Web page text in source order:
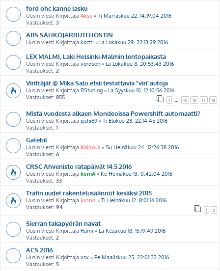
ford ohc kanne lasku
Uusin viesti Kirjoittaja Aksu « Ti Marraskuu 22. 14:19:04 2016
Vastaukset: 3
ABS SÄHKÖJARRUTEHOSTIN
Uusin viesti Kirjoittaja kortti « La Lokakuu 29. 22:13:29 2016
LEX MALMI, Laki Helsinki-Malmin lentopaikasta
Uusin viesti Kirjoittaja vordson « La Lokakuu 8. 20:53:43 2016
Vastaukset: 2
Virittäjät @ Mika Salo etsii testattavia "viri"autoja
Uusin viesti Kirjoittaja RStuning « La Syyskuu 10. 12:10:56 2016
Vastaukset: 855 1 15 16 17 18
Mistä vuodesta alkaen Mondeoissa Powershift-automaatti?
Uusin viesti Kirjoittaja jushi69 « Ti Elokuu 23. 22:14:45 2016
Vastaukset: 1
Gatebil
Uusin viesti Kirjoittaja Kaihola « Su Heinäkuu 24. 12:26:38 2016
Vastaukset: 6
CRSC Ahvenisto ratapäivät 14.5.2016
Uusin viesti Kirjoittaja komA « Ke Heinäkuu 13. 0:42:04 2016
Vastaukset: 33
Trafin uudet rakentelusäännöt kesäksi 2015
Uusin viesti Kirjoittaja jonno « Ti Heinäkuu 12. 8:01:16 2016
Vastaukset: 94 1 2
Sierran takapyörän navat
Uusin viesti Kirjoittaja Rami « La Kesäkuu 18. 15:19:49 2016
Vastaukset: 2
ACS 2016
Uusin viesti Kirjoittaja xsx « Pe Maaliskuu 25. 22:01:33 2016
Vastaukset: 5